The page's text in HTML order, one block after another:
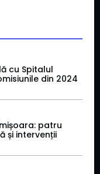
cu Spitalul
din 2024
patru
și intervenții